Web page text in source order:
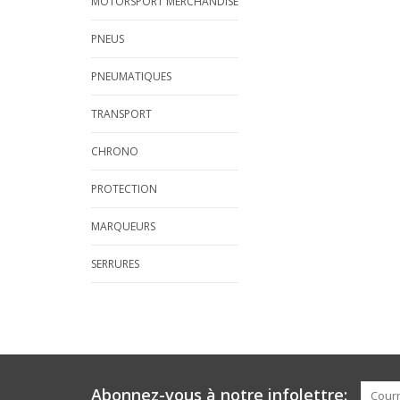
PNEUS
PNEUMATIQUES
TRANSPORT
CHRONO
PROTECTION
MARQUEURS
SERRURES
Abonnez-vous à notre infolettre: